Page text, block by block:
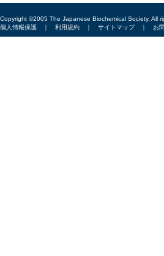
Copyright ©2005 The Japanese Biochemical Society, All
個人情報保護 ｜ 利用規約 ｜ サイトマップ｜ お